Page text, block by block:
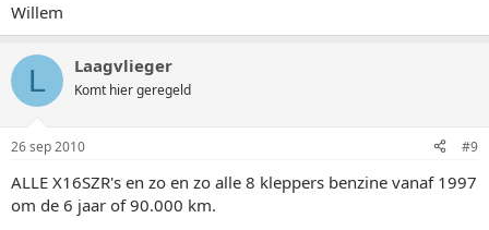
Willem
L Laagvlieger
Komt hier geregeld
26 sep 2010 #9
ALLE X16SZR's en zo en zo alle 8 kleppers benzine vanaf 1997
om de 6 jaar of 90.000 km.